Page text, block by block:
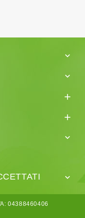






04388460406